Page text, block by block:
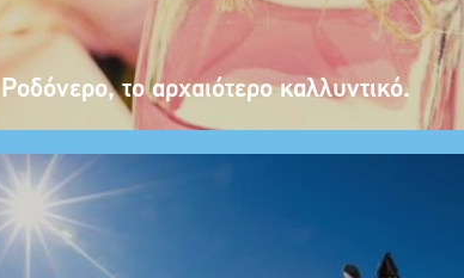
Ροδόνερο, το αρχαιότερο καλλυντικό.